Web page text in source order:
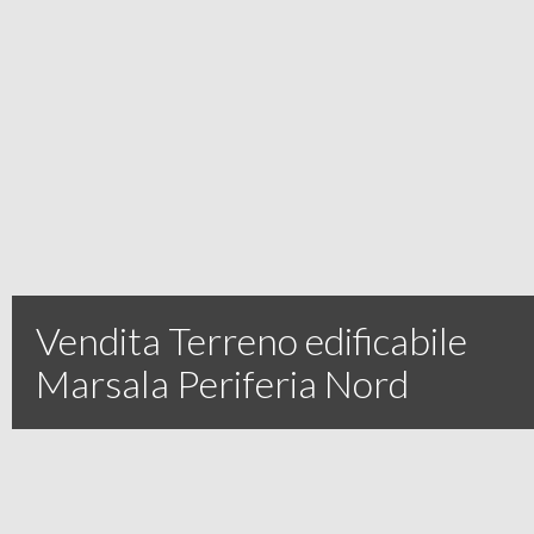
Vendita Terreno edificabile
Marsala Periferia Nord